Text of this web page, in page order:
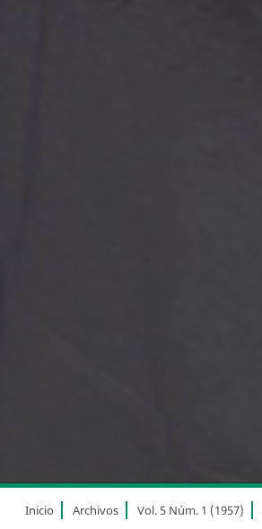
Inicio Archivos Vol. 5 Núm. 1 (1957)